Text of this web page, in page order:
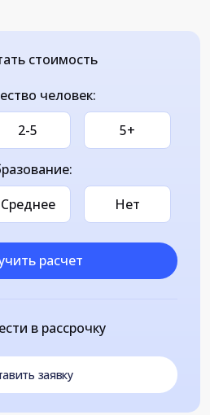
стоимость
человек:
2-5 5+
Среднее Нет
расчет
в рассрочку
заявку